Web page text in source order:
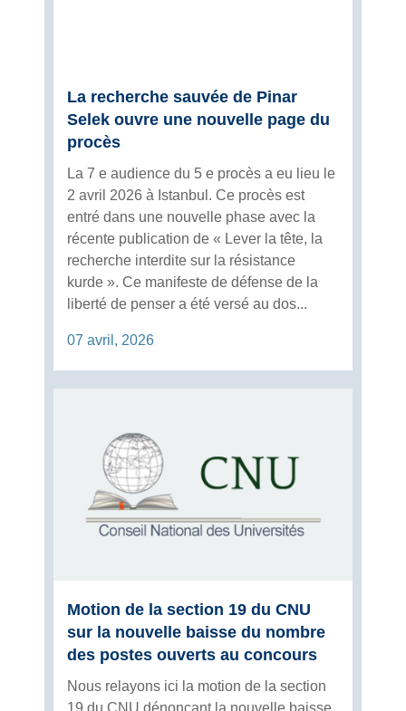
La recherche sauvée de Pinar
Selek ouvre une nouvelle page du
procès
La 7 e audience du 5 e procès a eu lieu le
2 avril 2026 à Istanbul. Ce procès est
entré dans une nouvelle phase avec la
récente publication de « Lever la tête, la
recherche interdite sur la résistance
kurde ». Ce manifeste de défense de la
liberté de penser a été versé au dos...
07 avril, 2026
Motion de la section 19 du CNU
sur la nouvelle baisse du nombre
des postes ouverts au concours
Nous relayons ici la motion de la section
19 du CNU dénonçant la nouvelle baisse